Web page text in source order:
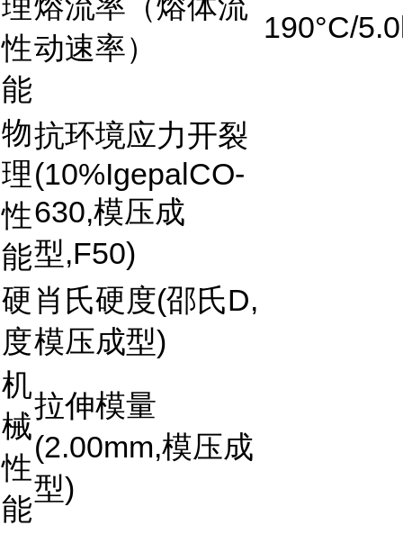
性
能
动速率）
190°C/
物
理
性
能
抗环境应力开裂
(10%IgepalCO-
630,模压成
型,F50)
硬
度
肖氏硬度(邵氏D,
模压成型)
机
械
性
能
拉伸模量
(2.00mm,模压成
型)